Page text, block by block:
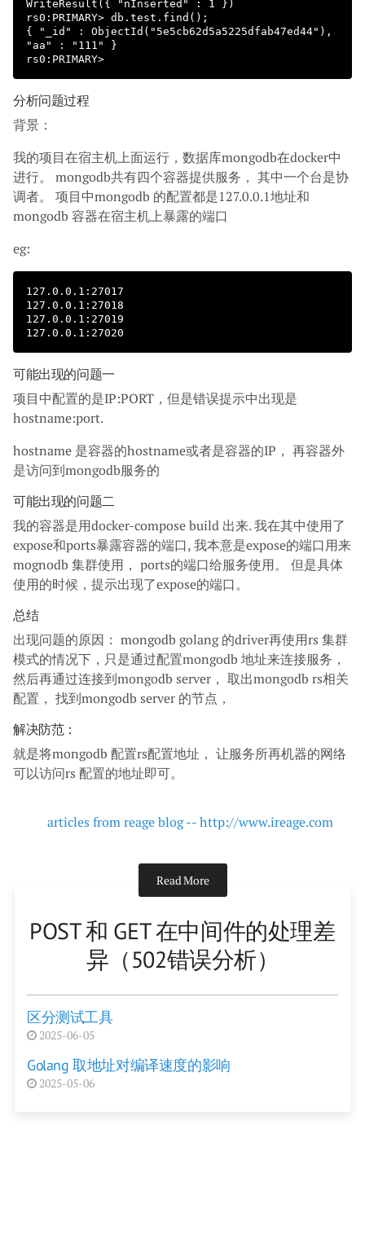
WriteResult({ "nInserted" : 1 })
rs0:PRIMARY> db.test.find();
{ "_id" : ObjectId("5e5cb62d5a5225dfab47ed44"),
"aa" : "111" }
分析问题过程
背景：
我的项目在宿主机上面运行，数据库mongodb在docker中
进行。 mongodb共有四个容器提供服务， 其中一个台是协
调者。 项目中mongodb 的配置都是127.0.0.1地址和
mongodb 容器在宿主机上暴露的端口
eg:
127.0.0.1:27017
127.0.0.1:27018
127.0.0.1:27019
可能出现的问题一
项目中配置的是IP:PORT，但是错误提示中出现是
hostname:port.
hostname 是容器的hostname或者是容器的IP， 再容器外
是访问到mongodb服务的
可能出现的问题二
我的容器是用docker-compose build 出来. 我在其中使用了
expose和ports暴露容器的端口, 我本意是expose的端口用来
mognodb 集群使用， ports的端口给服务使用。 但是具体
使用的时候，提示出现了expose的端口。
总结
出现问题的原因： mongodb golang 的driver再使用rs 集群
模式的情况下，只是通过配置mongodb 地址来连接服务，
然后再通过连接到mongodb server， 取出mongodb rs相关
配置， 找到mongodb server 的节点，
解决防范：
就是将mongodb 配置rs配置地址， 让服务所再机器的网络
可以访问rs 配置的地址即可。
articles from reage blog -- http://www.ireage.com
Read More
POST 和 GET 在中间件的处理差
异（502错误分析）
区分测试工具
2025-06-05
Golang 取地址对编译速度的影响
2025-05-06